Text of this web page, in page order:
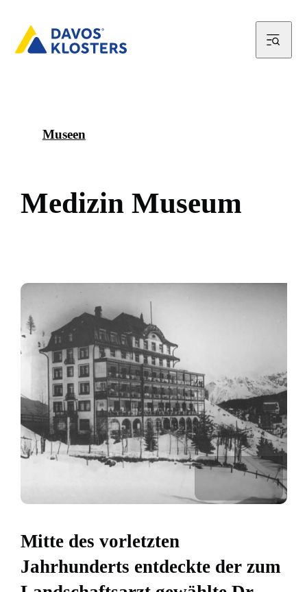
Museen
Medizin Museum
Mitte des vorletzten
Jahrhunderts entdeckte der zum